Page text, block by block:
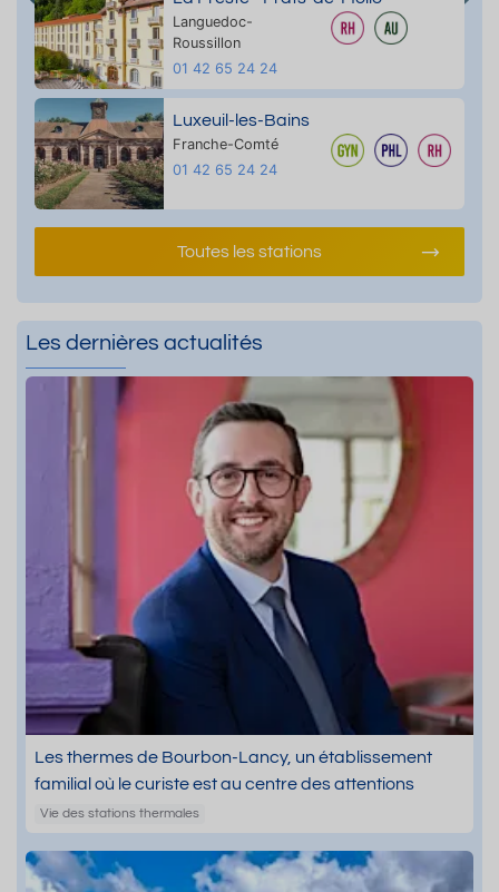
Languedoc-
Roussillon
01 42 65 24 24
Luxeuil-les-Bains
Franche-Comté
01 42 65 24 24
Toutes les stations
Les dernières actualités
Les thermes de Bourbon-Lancy, un établissement
familial où le curiste est au centre des attentions
Vie des stations thermales